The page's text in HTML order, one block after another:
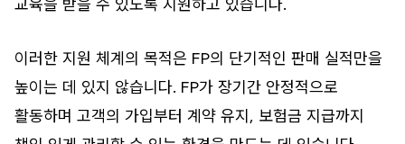
교육을 받을 수 있도록 지원하고 있습니다.
이러한 지원 체계의 목적은 FP의 단기적인 판매 실적만을
높이는 데 있지 않습니다. FP가 장기간 안정적으로
활동하며 고객의 가입부터 계약 유지, 보험금 지급까지